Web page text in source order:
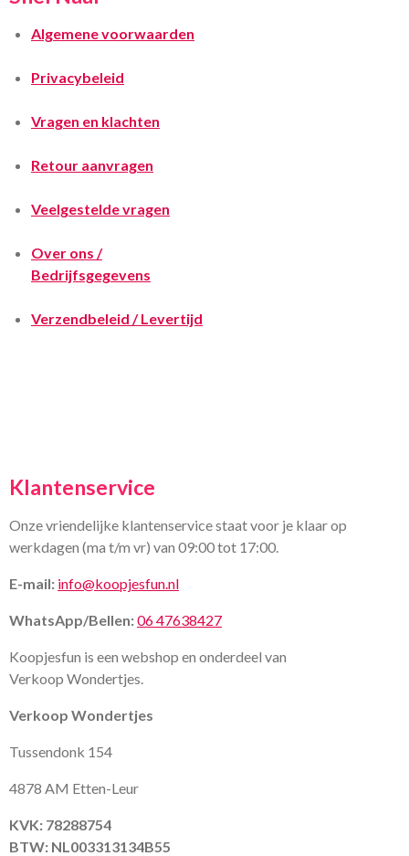
Algemene voorwaarden
Privacybeleid
Vragen en klachten
Retour aanvragen
Veelgestelde vragen
Over ons /
Bedrijfsgegevens
Verzendbeleid / Levertijd
Klantenservice
Onze vriendelijke klantenservice staat voor je klaar op
werkdagen (ma t/m vr) van 09:00 tot 17:00.
E-mail: info@koopjesfun.nl
WhatsApp/Bellen:06 47638427
Koopjesfun is een webshop en onderdeel van
Verkoop Wondertjes.
Verkoop Wondertjes
Tussendonk 154
4878 AM Etten-Leur
KVK: 78288754
BTW: NL003313134B55